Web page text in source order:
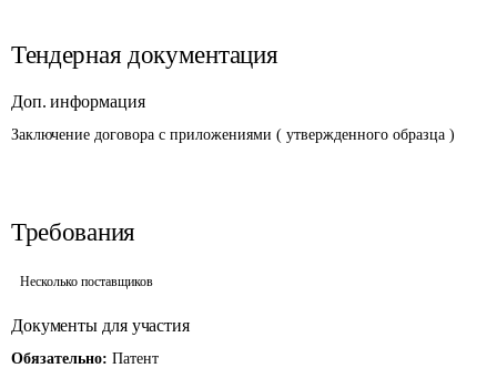
Тендерная документация
Доп. информация
Заключение договора с приложениями ( утвержденного образца )
Требования
Несколько поставщиков
Документы для участия
Обязательно: Патент